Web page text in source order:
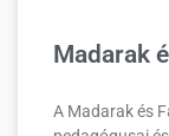
Madarak
A Madarak és